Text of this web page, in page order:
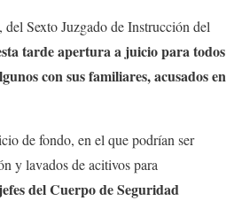
, del Sexto Juzgado de Instrucción del
tarde apertura a juicio para todos
con sus familiares, acusados en
de fondo, en el que podrían ser
y lavados de acitivos para
del Cuerpo de Seguridad